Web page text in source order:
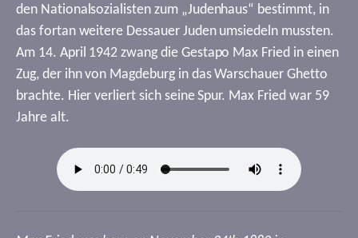
den Nationalsozialisten zum „Judenhaus“ bestimmt, in
das fortan weitere Dessauer Juden umsiedeln mussten.
Am 14. April 1942 zwang die Gestapo Max Fried in einen
Zug, der ihn von Magdeburg in das Warschauer Ghetto
brachte. Hier verliert sich seine Spur. Max Fried war 59
Jahre alt.